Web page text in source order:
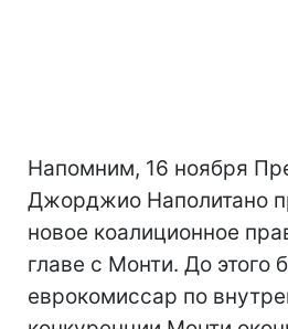
Напомним, 16 ноября
Джорджио Наполитано
новое коалиционное
главе с Монти. До этого
еврокомиссар по